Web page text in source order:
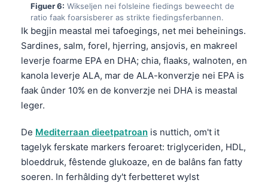
Figuer 6: Wikseljen nei folsleine fiedings beweecht de
ratio faak foarsisberer as strikte fiedingsferbannen.
Ik begjin meastal mei tafoegings, net mei beheinings.
Sardines, salm, forel, hjerring, ansjovis, en makreel
leverje foarme EPA en DHA; chia, flaaks, walnoten, en
kanola leverje ALA, mar de ALA-konverzje nei EPA is
faak ûnder 10% en de konverzje nei DHA is meastal
leger.
De Mediterraan dieetpatroan is nuttich, om't it
tagelyk ferskate markers feroaret: triglyceriden, HDL,
bloeddruk, fêstende glukoaze, en de balâns fan fatty
soeren. In ferhâlding dy't ferbetteret wylst
Татар теле
Беларуская мова
Esperanto
Norsk bokmål